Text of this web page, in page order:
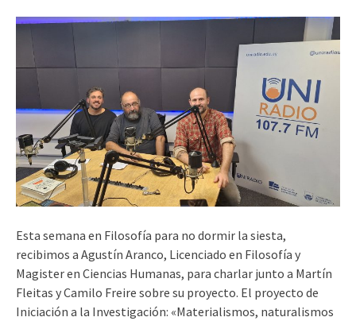
Esta semana en Filosofía para no dormir la siesta,
recibimos a Agustín Aranco, Licenciado en Filosofía y
Magister en Ciencias Humanas, para charlar junto a Martín
Fleitas y Camilo Freire sobre su proyecto. El proyecto de
Iniciación a la Investigación: «Materialismos, naturalismos